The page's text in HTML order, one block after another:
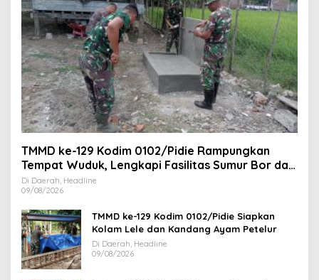
TMMD ke-129 Kodim 0102/Pidie Rampungkan
Tempat Wuduk, Lengkapi Fasilitas Sumur Bor dan
MCK
Di Daerah, Headline
09/08/2026
TMMD ke-129 Kodim 0102/Pidie Siapkan
Kolam Lele dan Kandang Ayam Petelur
Di Daerah, Headline
09/08/2026